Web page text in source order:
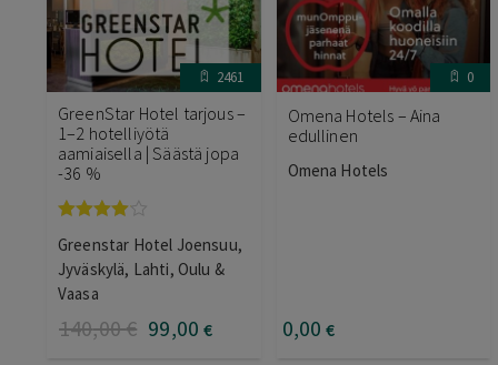
2461
GreenStar Hotel tarjous –
1–2 hotelliyötä
aamiaisella | Säästä jopa
-36 %
tuotteesta:
4.00 / 5
Greenstar Hotel Joensuu,
Jyväskylä, Lahti, Oulu &
Vaasa
140,00€ 99,00 €
0
Omena Hotels – Aina
edullinen
Omena Hotels
0,00 €